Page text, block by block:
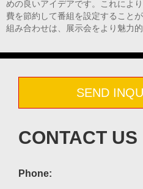
めの良いアイデアです。これによ
費を節約して番組を設定すること
組み合わせは、展示会をより魅力
SEND
CONTACT US
Phone: